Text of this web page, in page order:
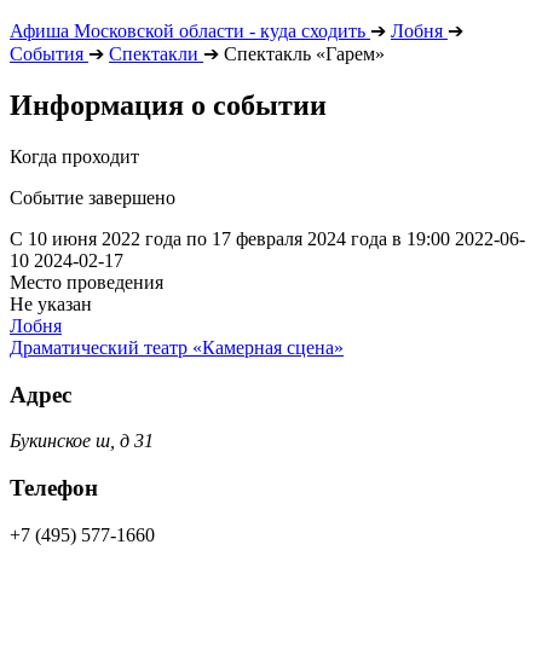
Афиша Московской области - куда сходить ➔ Лобня ➔
События ➔ Спектакли ➔ Спектакль «Гарем»
Информация о событии
Когда проходит
Событие завершено
С 10 июня 2022 года по 17 февраля 2024 года в 19:00 2022-06-
10 2024-02-17
Место проведения
Не указан
Лобня
Драматический театр «Камерная сцена»
Адрес
Букинское ш, д 31
Телефон
+7 (495) 577-1660